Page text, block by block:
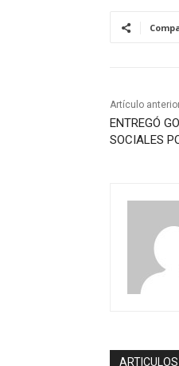
Artículo
ENTREGÓ
SOCIALES